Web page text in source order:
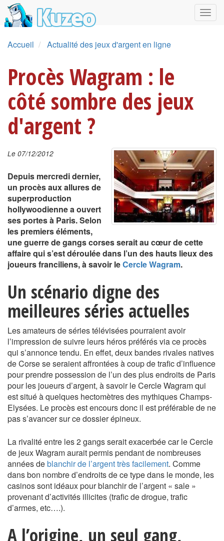
Accueil Actualité des jeux d'argent en ligne
Procès Wagram : le
côté sombre des jeux
d'argent ?
Le 07/12/2012
Depuis mercredi dernier,
un procès aux allures de
superproduction
hollywoodienne a ouvert
ses portes à Paris. Selon
les premiers éléments,
une guerre de gangs corses serait au cœur de cette
affaire qui s’est déroulée dans l’un des hauts lieux des
joueurs franciliens, à savoir leCercle Wagram.
Un scénario digne des
meilleures séries actuelles
Les amateurs de séries télévisées pourraient avoir
l’impression de suivre leurs héros préférés via ce procès
qui s’annonce tendu. En effet, deux bandes rivales natives
de Corse se seraient affrontées à coup de trafic d’influence
pour prendre possession de l’un des plus endroits de Paris
pour les joueurs d’argent, à savoir le Cercle Wagram qui
est situé à quelques hectomètres des mythiques Champs-
Elysées. Le procès est encours donc il est préférable de ne
pas s’avancer sur ce dossier épineux.
La rivalité entre les 2 gangs serait exacerbée car le Cercle
de jeux Wagram aurait permis pendant de nombreuses
années deblanchir de l’argent très facilement. Comme
dans bon nombre d’endroits de ce type dans le monde, les
casinos sont idéaux pour blanchir de l’argent « sale »
provenant d’activités illicites (trafic de drogue, trafic
d’armes, etc….).
A l’origine, un seul gang,